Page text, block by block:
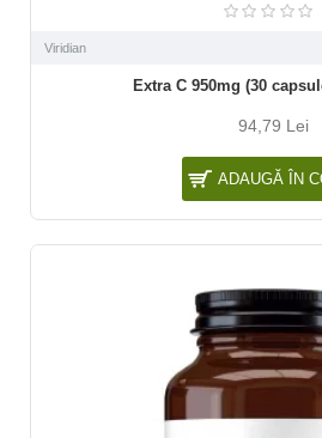
Viridian
Extra C 950mg (30
94,79 Lei
ADAUGĂ ÎN